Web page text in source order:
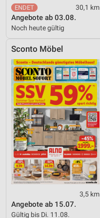
30,1 km
Angebote ab 03.08.
Noch heute gültig
Sconto Möbel
3,5 km
Angebote ab 15.07.
Gültig bis Di. 11.08.